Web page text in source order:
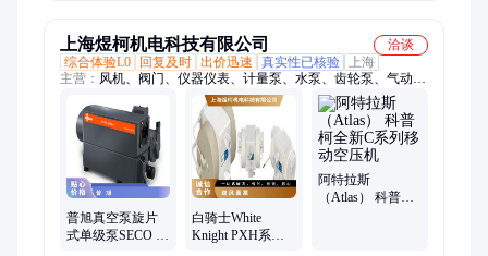
上海煜柯机电科技有限公司
洽谈
综合体验L0
回复及时 出价迅速 真实性已核验
上海
主营： 风机、阀门、仪器仪表、计量泵、水泵、齿轮泵、气动隔
膜泵、螺杆泵、转子泵、真空泵、加药系统
普旭真空泵旋片
式单级泵SECO 油
白骑士White
Knight PXH系列
阿特拉斯
（Atlas） 科普柯